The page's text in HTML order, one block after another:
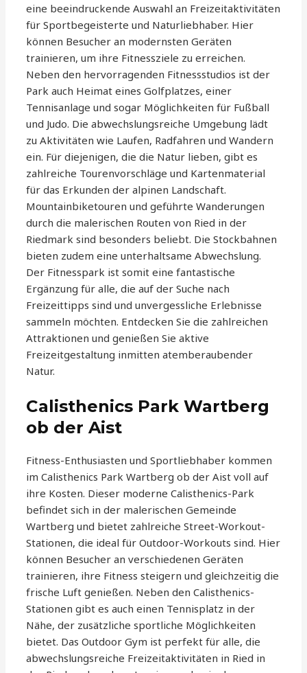
eine beeindruckende Auswahl an Freizeitaktivitäten
für Sportbegeisterte und Naturliebhaber. Hier
können Besucher an modernsten Geräten
trainieren, um ihre Fitnessziele zu erreichen.
Neben den hervorragenden Fitnessstudios ist der
Park auch Heimat eines Golfplatzes, einer
Tennisanlage und sogar Möglichkeiten für Fußball
und Judo. Die abwechslungsreiche Umgebung lädt
zu Aktivitäten wie Laufen, Radfahren und Wandern
ein. Für diejenigen, die die Natur lieben, gibt es
zahlreiche Tourenvorschläge und Kartenmaterial
für das Erkunden der alpinen Landschaft.
Mountainbiketouren und geführte Wanderungen
durch die malerischen Routen von Ried in der
Riedmark sind besonders beliebt. Die Stockbahnen
bieten zudem eine unterhaltsame Abwechslung.
Der Fitnesspark ist somit eine fantastische
Ergänzung für alle, die auf der Suche nach
Freizeittipps sind und unvergessliche Erlebnisse
sammeln möchten. Entdecken Sie die zahlreichen
Attraktionen und genießen Sie aktive
Freizeitgestaltung inmitten atemberaubender
Natur.
Calisthenics Park Wartberg
ob der Aist
Fitness-Enthusiasten und Sportliebhaber kommen
im Calisthenics Park Wartberg ob der Aist voll auf
ihre Kosten. Dieser moderne Calisthenics-Park
befindet sich in der malerischen Gemeinde
Wartberg und bietet zahlreiche Street-Workout-
Stationen, die ideal für Outdoor-Workouts sind. Hier
können Besucher an verschiedenen Geräten
trainieren, ihre Fitness steigern und gleichzeitig die
frische Luft genießen. Neben den Calisthenics-
Stationen gibt es auch einen Tennisplatz in der
Nähe, der zusätzliche sportliche Möglichkeiten
bietet. Das Outdoor Gym ist perfekt für alle, die
abwechslungsreiche Freizeitaktivitäten in Ried in